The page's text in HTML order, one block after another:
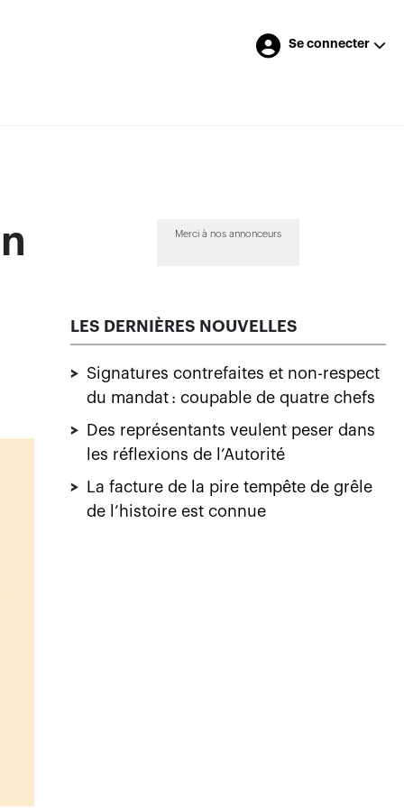
Se connecter
Merci à nos annonceurs
LES DERNIÈRES NOUVELLES
> Signatures contrefaites et non-respect
du mandat : coupable de quatre chefs
>
Des représentants veulent peser dans
les réflexions de l’Autorité
>
La facture de la pire tempête de grêle
de l’histoire est connue